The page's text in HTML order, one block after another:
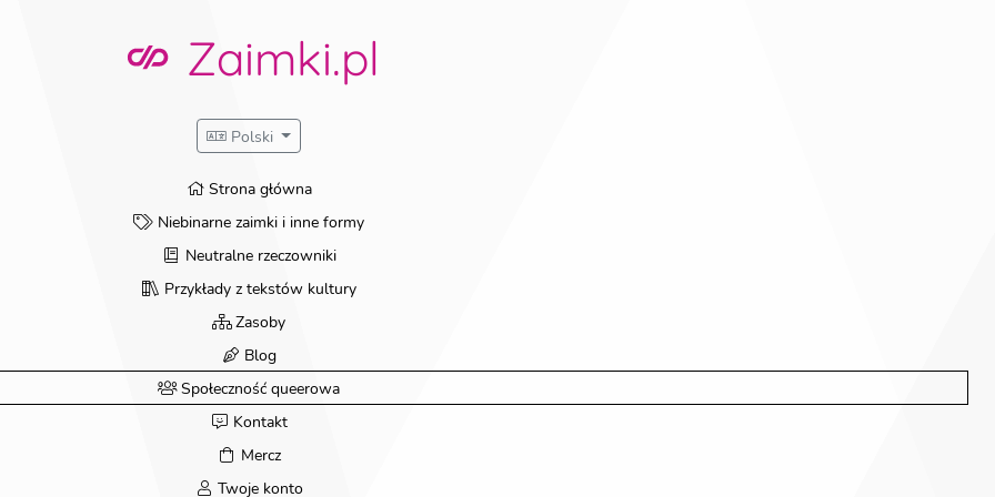
Zaimki.pl
Polski
Strona główna
Niebinarne zaimki i inne formy
Neutralne rzeczowniki
Przykłady z tekstów kultury
Zasoby
Blog
Społeczność queerowa
Kontakt
Mercz
Twoje konto